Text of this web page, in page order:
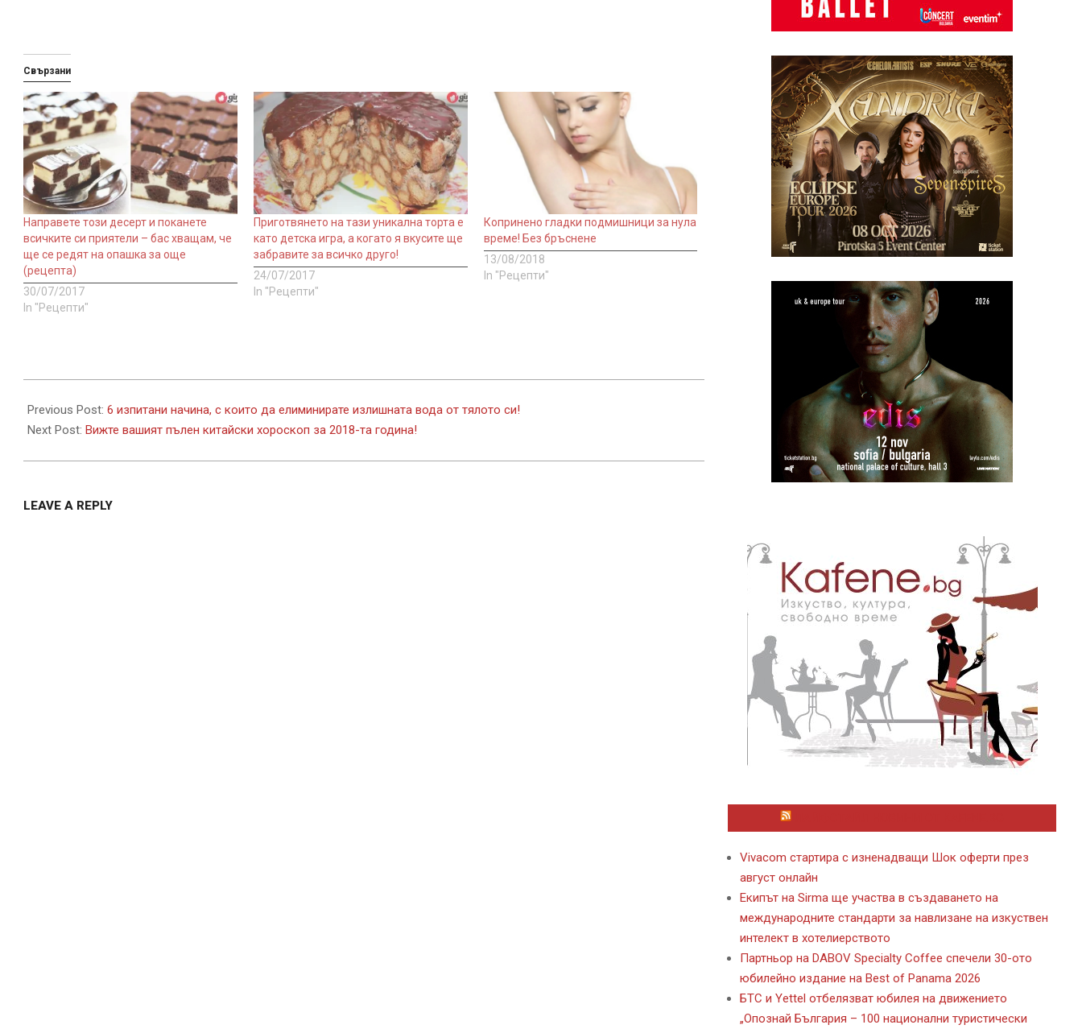
Свързани
Направете този десерт и поканете
всичките си приятели – бас хващам, че
ще се редят на опашка за още
(рецепта)
30/07/2017
In "Рецепти"
Приготвянето на тази уникална торта е
като детска игра, а когато я вкусите ще
забравите за всичко друго!
24/07/2017
In "Рецепти"
Копринено гладки подмишници за нула
време! Без бръснене
13/08/2018
In "Рецепти"
11-
26
Previous Post: 6 изпитани начина, с които да елиминирате излишната вода от тялото си!
Next Post: Вижте вашият пълен китайски хороскоп за 2018-та година!
LEAVE A REPLY
Vivacom стартира с изненадващи Шок оферти през
август онлайн
Екипът на Sirma ще участва в създаването на
международните стандарти за навлизане на изкуствен
интелект в хотелиерството
Партньор на DABOV Specialty Coffee спечели 30-ото
юбилейно издание на Best of Panama 2026
БТС и Yettel отбелязват юбилея на движението
„Опознай България – 100 национални туристически